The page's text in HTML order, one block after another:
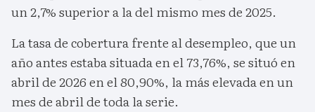
un 2,7% superior a la del mismo mes de 2025.
La tasa de cobertura frente al desempleo, que un
año antes estaba situada en el 73,76%, se situó en
abril de 2026 en el 80,90%, la más elevada en un
mes de abril de toda la serie.